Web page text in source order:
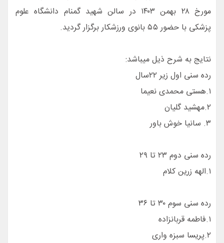
مورخ ۲۸ بهمن ۱۴۰۳ در سالن شهید گمنام دانشگاه علوم
پزشکی با حضور ۵۵ بانوی ورزشکار برگزار گردید.
نتایج به شرح ذیل میباشد:
رده سنی اول زیر ۲۲سال
۱.هستی محمدی نعیما
۲.مهشید گلیان
۳. سانیا خوش باور
رده سنی دوم ۲۳ تا ۲۹
۱.الهه زرین کلام
رده سنی سوم ۳۰ تا ۳۶
۱.فاطمه قربانزاده
۲.پریسا سبزه واری